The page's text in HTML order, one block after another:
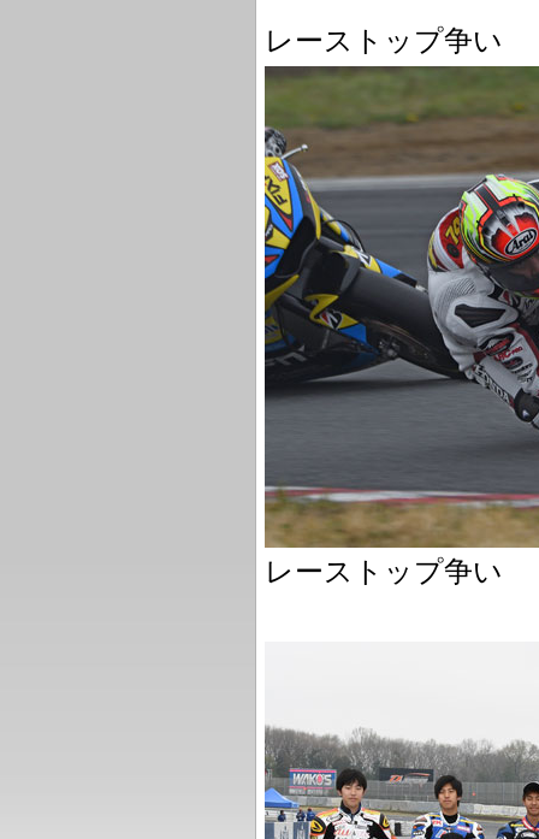
レーストップ争い
レーストップ争い